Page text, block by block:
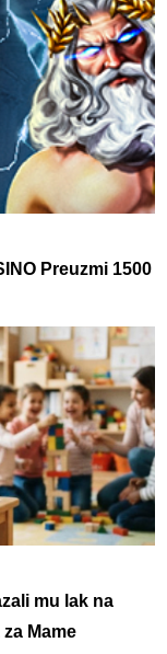
Preuzmi 1500
mu lak na
Mame